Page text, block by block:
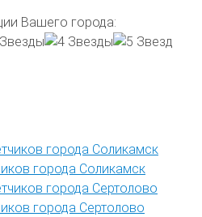
Вашего города:
города Соликамск
города Сертолово